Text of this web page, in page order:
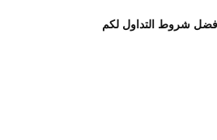
افضل شروط التداول لكم